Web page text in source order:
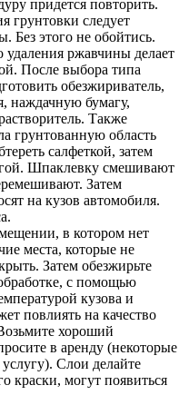
придется повторить.
грунтовки следует
Без этого не обойтись.
ржавчины делает
После выбора типа
обезжириватель,
наждачную бумагу,
Также
грунтованную область
салфеткой, затем
Шпаклевку смешивают
Затем
на кузов автомобиля.
в котором нет
места, которые не
Затем обезжирьте
с помощью
кузова и
повлиять на качество
хороший
в аренду (некоторые
Слои делайте
краски, могут появиться